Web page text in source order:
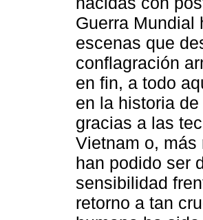
Guerra Mundial
escenas que
conflagración
en fin, a todo
en la historia
gracias a las
Vietnam o, más
han podido ser
sensibilidad
retorno a tan